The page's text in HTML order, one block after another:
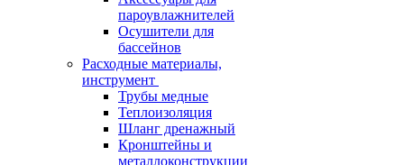
пароувлажнителей
Осушители для
бассейнов
Расходные материалы,
инструмент
Трубы медные
Теплоизоляция
Шланг дренажный
Кронштейны и
металлоконструкции